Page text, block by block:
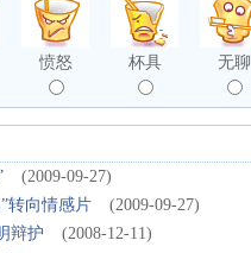
愤怒 杯具 无聊
(2009-09-27)
转向情感片
(2009-09-27)
辩护
(2008-12-11)